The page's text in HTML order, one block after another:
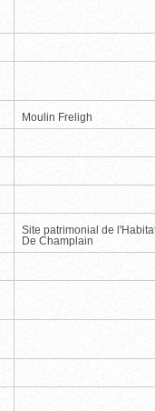
Moulin Freligh
Site patrimonial de
De Champlain